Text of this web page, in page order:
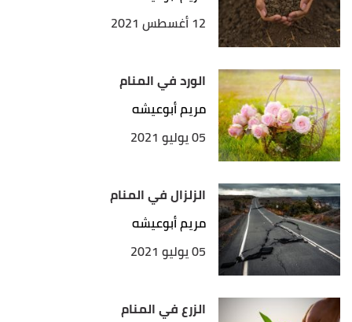
12 أغسطس 2021
الورد في المنام
مريم أبوعيشه
05 يوليو 2021
الزلزال في المنام
مريم أبوعيشه
05 يوليو 2021
الزرع في المنام